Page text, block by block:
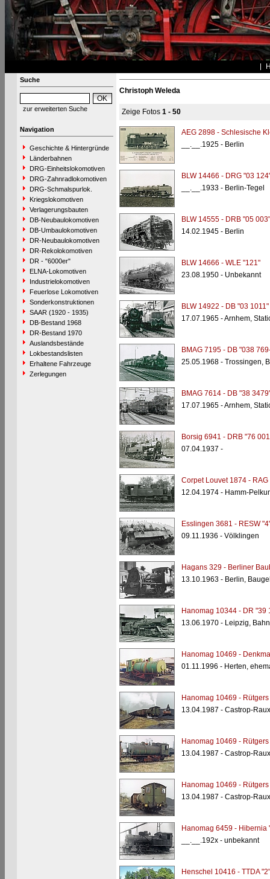
Suche
zur erweiterten Suche
Navigation
Geschichte & Hintergründe
Länderbahnen
DRG-Einheitslokomotiven
DRG-Zahnradlokomotiven
DRG-Schmalspurlok.
Kriegslokomotiven
Verlagerungsbauten
DB-Neubaulokomotiven
DB-Umbaulokomotiven
DR-Neubaulokomotiven
DR-Rekolokomotiven
DR - "6000er"
ELNA-Lokomotiven
Industrielokomotiven
Feuerlose Lokomotiven
Sonderkonstruktionen
SAAR (1920 - 1935)
DB-Bestand 1968
DR-Bestand 1970
Auslandsbestände
Lokbestandslisten
Erhaltene Fahrzeuge
Zerlegungen
Christoph Weleda
Zeige Fotos 1 - 50
AEG 2898 - Schlesische
__.__.1925 - Berlin
BLW 14466 - DRG "03
__.__.1933 - Berlin-Tegel
BLW 14555 - DRB "05 003"
14.02.1945 - Berlin
BLW 14666 - WLE "121"
23.08.1950 - Unbekannt
BLW 14922 - DB "03 1011"
17.07.1965 - Arnhem,
BMAG 7195 - DB "038
25.05.1968 - Trossingen,
BMAG 7614 - DB "38
17.07.1965 - Arnhem,
Borsig 6941 - DRB "76
07.04.1937 -
Corpet Louvet 1874 - RAG
12.04.1974 - Hamm-
Esslingen 3681 - RESW
09.11.1936 - Völklingen
Hagans 329 - Berliner
13.10.1963 - Berlin,
Hanomag 10344 - DR "39
13.06.1970 - Leipzig,
Hanomag 10469 -
01.11.1996 - Herten,
Hanomag 10469 - Rütgers
13.04.1987 - Castrop-
Hanomag 10469 - Rütgers
13.04.1987 - Castrop-
Hanomag 10469 - Rütgers
13.04.1987 - Castrop-
Hanomag 6459 - Hibernia
__.__.192x - unbekannt
Henschel 10416 - TTDA "2"